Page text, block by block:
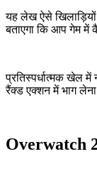
यह लेख ऐसे
बताएगा कि आप गेम
प्रतिस्पर्धात्मक खेल
रैंक्ड एक्शन में भाग
Overwatch 2